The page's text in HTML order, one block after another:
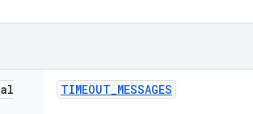
TIMEOUT_MESSAGES